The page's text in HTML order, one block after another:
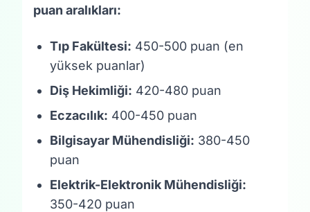
puan aralıkları:
Tıp Fakültesi: 450-500 puan (en
yüksek puanlar)
Diş Hekimliği: 420-480 puan
Eczacılık: 400-450 puan
Bilgisayar Mühendisliği: 380-450
puan
Elektrik-Elektronik Mühendisliği:
350-420 puan